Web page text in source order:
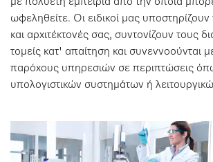
ωφεληθείτε. Οι ειδικοί μας υποστηρίζουν
και αρχιτέκτονές σας, συντονίζουν τους
τομείς κατ' απαίτηση και συνεννοούνται
παρόχους υπηρεσιών σε περιπτώσεις
υπολογιστικών συστημάτων ή